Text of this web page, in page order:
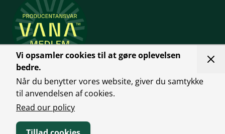
Vi opsamler cookies til at gøre oplevelsen
bedre.
Når du benytter vores website, giver du samtykke
til anvendelsen af cookies.
Read our policy